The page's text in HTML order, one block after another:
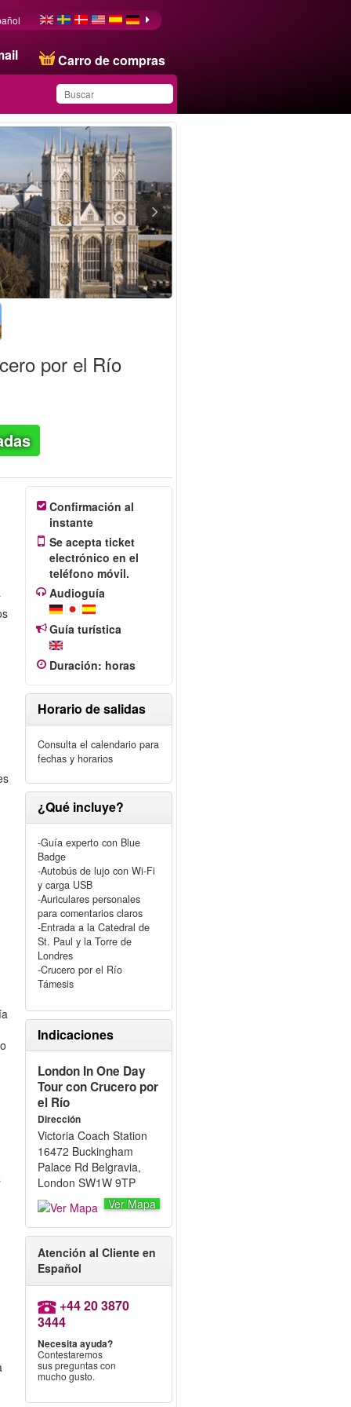
Carro de compras
Ha guardado este
producto en su lista
por el Río
Confirmación al
instante
Se acepta ticket
electrónico en el
teléfono móvil.
Audioguía
Guía turística
Duración: horas
Horario de salidas
Consulta el calendario para
fechas y horarios
¿Qué incluye?
-Guía experto con Blue
Badge
-Autobús de lujo con Wi-Fi
y carga USB
-Auriculares personales
para comentarios claros
-Entrada a la Catedral de
St. Paul y la Torre de
Londres
-Crucero por el Río
Támesis
Indicaciones
London In One Day
Tour con Crucero por
el Río
Dirección
Victoria Coach Station
16472 Buckingham
Palace Rd Belgravia,
London SW1W 9TP
Ver Mapa
Atención al Cliente en
Español
+44 20 3870
3444
Necesita ayuda?
Contestaremos
sus preguntas con
mucho gusto.